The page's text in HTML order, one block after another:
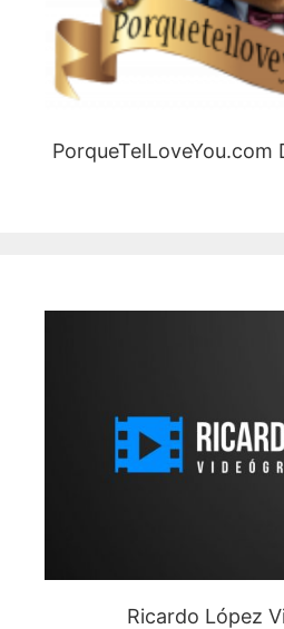
PorqueTeILoveYou.com
Ricardo López